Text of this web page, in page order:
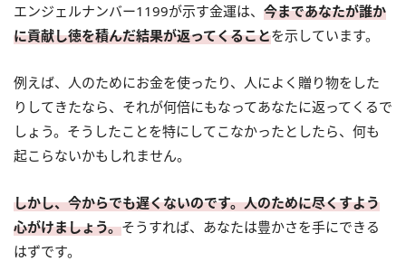
エンジェルナンバー1199が示す金運は、 今まであなたが誰か
に貢献し徳を積んだ結果が返ってくることを示しています。
例えば、人のためにお金を使ったり、人によく贈り物をした
りしてきたなら、それが何倍にもなってあなたに返ってくるで
しょう。そうしたことを特にしてこなかったとしたら、何も
起こらないかもしれません。
しかし、今からでも遅くないのです。人のために尽くすよう
心がけましょう。そうすれば、あなたは豊かさを手にできる
はずです。